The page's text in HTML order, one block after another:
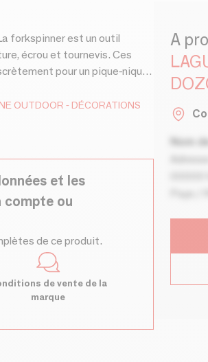
écrou et tournevis. Ces
pour un pique-nique,
en plastique. La forkspinner
qui confère à la lame
France.
OUTDOOR
DÉCORATIONS
et les
compte ou
de ce produit.
de vente de la
marque
A
Nom
Pays /